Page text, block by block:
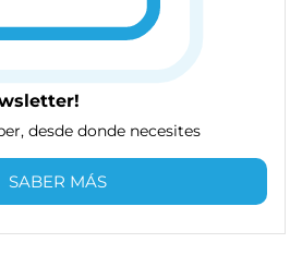
desde donde necesites
SABER MÁS